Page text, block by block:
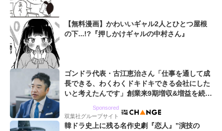
【無料漫画】かわいいギャル2人とひとつ屋根
の下...!?『押しかけギャルの中村さん』
ゴンドラ代表・古江恵治さん「仕事を通して成
長できる、わくわくドキドキできる会社にした
いと考えたんです」創業来9期増収&増益を続け
Sponsored
双葉社グループサイト
韓ドラ史上に残る名作史劇『恋人』”演技の